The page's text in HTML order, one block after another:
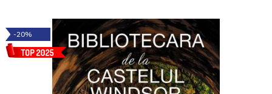
-20%